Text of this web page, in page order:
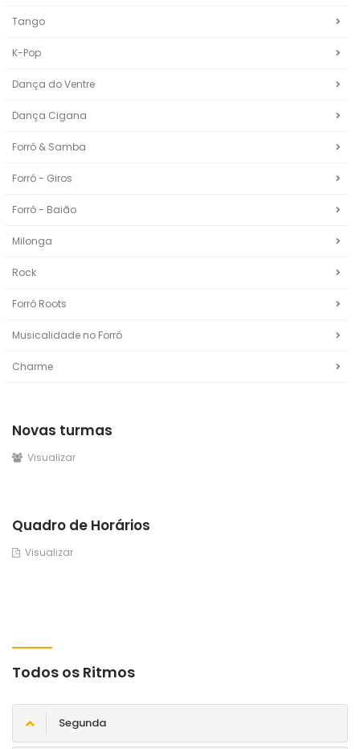
Tango
K-Pop
Dança do Ventre
Dança Cigana
Forró & Samba
Forró - Giros
Forró - Baião
Milonga
Rock
Forró Roots
Musicalidade no Forró
Charme
Novas turmas
Visualizar
Quadro de Horários
Visualizar
Todos os Ritmos
Segunda